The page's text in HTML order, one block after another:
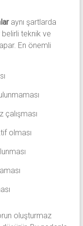
aynı şartlarda
teknik ve
En önemli
çalışması
olması
oluşturmaz